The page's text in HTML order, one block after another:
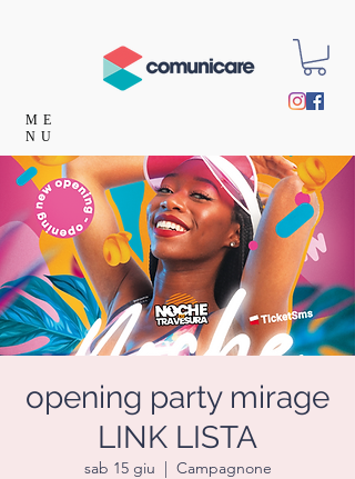
ME
NU
opening party mirage
LINK LISTA
sab 15 giu
  |
Campagnone